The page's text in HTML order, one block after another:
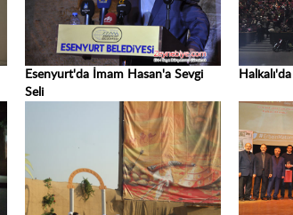
Esenyurt'da İmam Hasan'a Sevgi
Seli